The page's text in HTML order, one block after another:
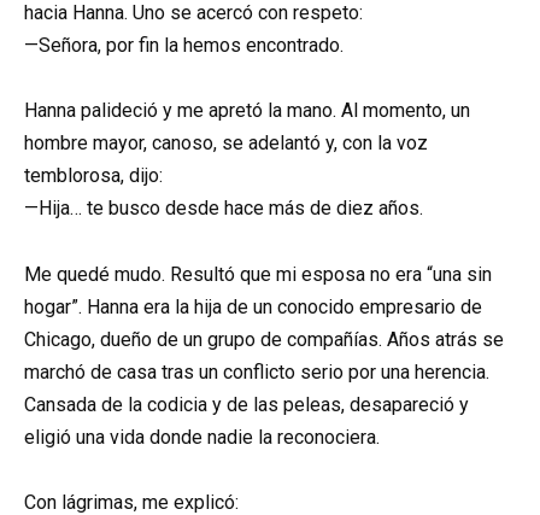
hacia Hanna. Uno se acercó con respeto:
—Señora, por fin la hemos encontrado.
Hanna palideció y me apretó la mano. Al momento, un
hombre mayor, canoso, se adelantó y, con la voz
temblorosa, dijo:
—Hija… te busco desde hace más de diez años.
Me quedé mudo. Resultó que mi esposa no era “una sin
hogar”. Hanna era la hija de un conocido empresario de
Chicago, dueño de un grupo de compañías. Años atrás se
marchó de casa tras un conflicto serio por una herencia.
Cansada de la codicia y de las peleas, desapareció y
eligió una vida donde nadie la reconociera.
Con lágrimas, me explicó: